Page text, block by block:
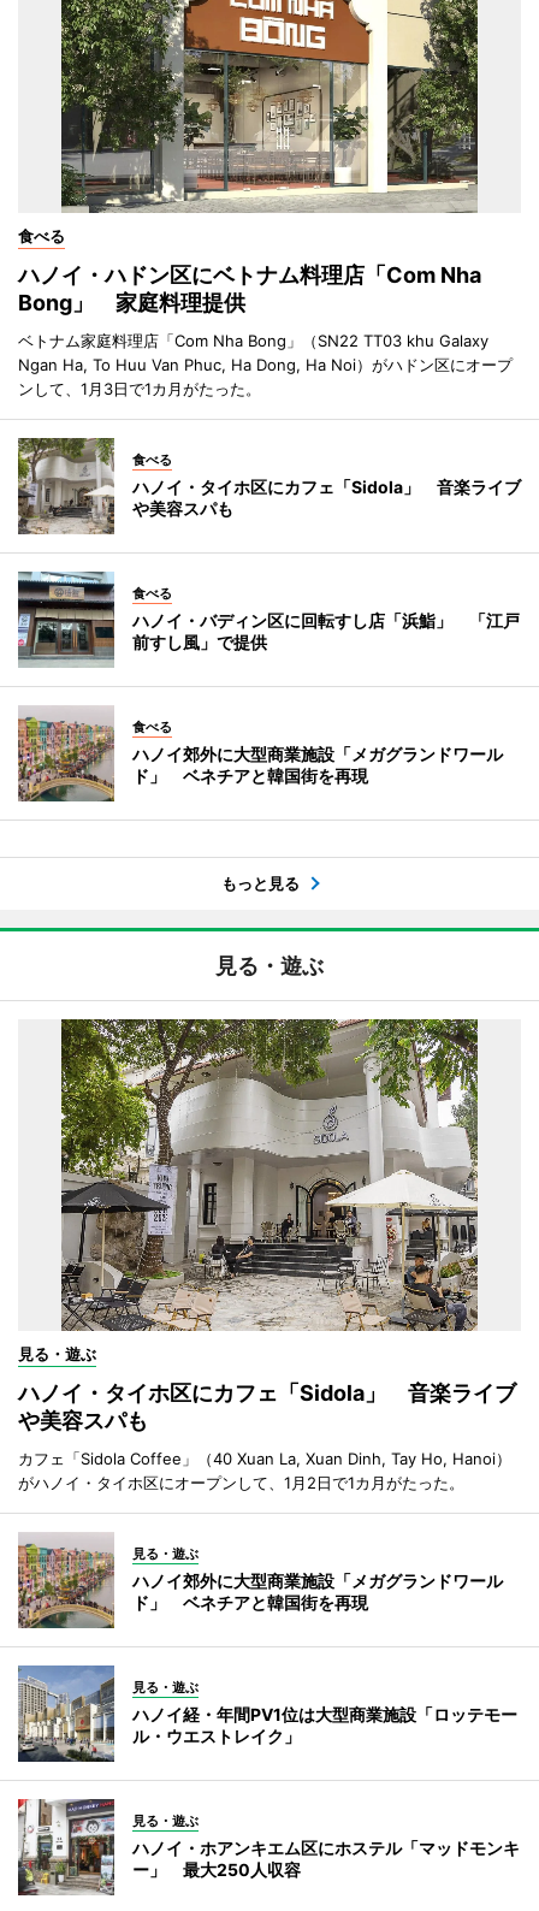
食べる
ハノイ・ハドン区にベトナム料理店「Com Nha
Bong」 家庭料理提供
ベトナム家庭料理店「Com Nha Bong」（SN22 TT03 khu Galaxy
Ngan Ha, To Huu Van Phuc, Ha Dong, Ha Noi）がハドン区にオープ
ンして、1月3日で1カ月がたった。
食べる
ハノイ・タイホ区にカフェ「Sidola」 音楽ライブ
や美容スパも
食べる
ハノイ・バディン区に回転すし店「浜鮨」 「江戸
前すし風」で提供
食べる
ハノイ郊外に大型商業施設「メガグランドワール
ド」 ベネチアと韓国街を再現
もっと見る
見る・遊ぶ
見る・遊ぶ
ハノイ・タイホ区にカフェ「Sidola」 音楽ライブ
や美容スパも
カフェ「Sidola Coffee」（40 Xuan La, Xuan Dinh, Tay Ho, Hanoi）
がハノイ・タイホ区にオープンして、1月2日で1カ月がたった。
見る・遊ぶ
ハノイ郊外に大型商業施設「メガグランドワール
ド」 ベネチアと韓国街を再現
見る・遊ぶ
ハノイ経・年間PV1位は大型商業施設「ロッテモー
ル・ウエストレイク」
見る・遊ぶ
ハノイ・ホアンキエム区にホステル「マッドモンキ
ー」 最大250人収容